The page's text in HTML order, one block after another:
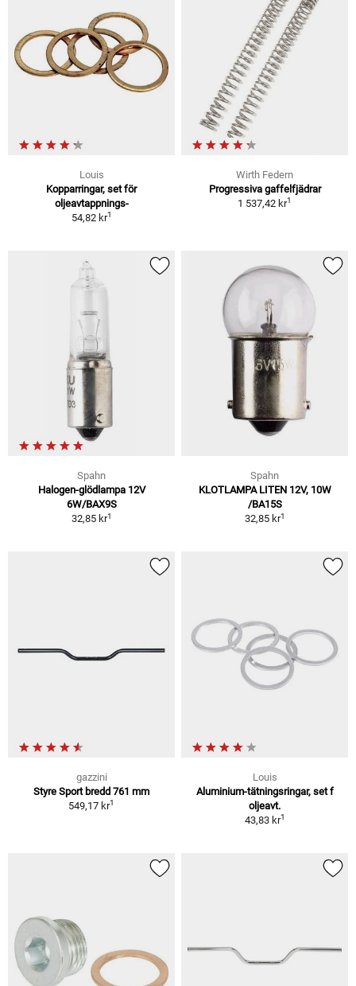
Louis
Kopparringar, set för
oljeavtappnings-
54,82 kr1
Wirth Federn
Progressiva gaffelfjädrar
1 537,42 kr1
Spahn
Halogen-glödlampa 12V
6W/BAX9S
32,85 kr1
Spahn
KLOTLAMPA LITEN 12V, 10W
/BA15S
32,85 kr1
gazzini
Styre Sport bredd 761 mm
549,17 kr1
Louis
Aluminium-tätningsringar, set f
oljeavt.
43,83 kr1